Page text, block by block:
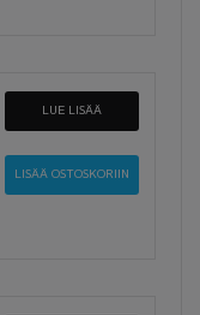
LUE LISÄÄ